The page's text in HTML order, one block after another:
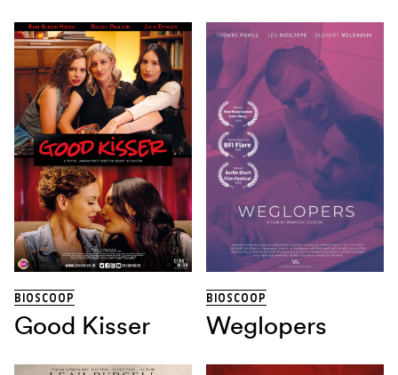
BIOSCOOP
Good Kisser
BIOSCOOP
Weglopers